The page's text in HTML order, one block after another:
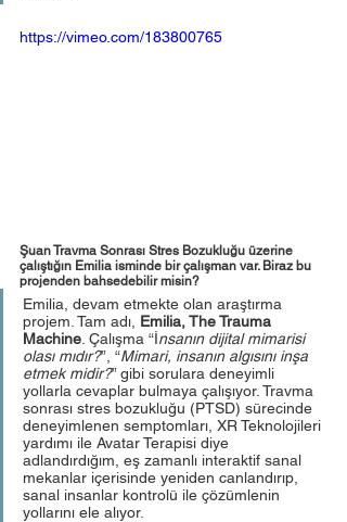
https://vimeo.com/183800765
Şuan Travma Sonrası Stres Bozukluğu üzerine
çalıştığın Emilia isminde bir çalışman var. Biraz bu
projenden bahsedebilir misin?
Emilia, devam etmekte olan araştırma
projem. Tam adı, Emilia, The Trauma
Machine . Çalışma “İnsanın dijital mimarisi
olası mıdır?”, “Mimari, insanın algısını inşa
etmek midir?” gibi sorulara deneyimli
yollarla cevaplar bulmaya çalışıyor. Travma
sonrası stres bozukluğu (PTSD) sürecinde
deneyimlenen semptomları, XR Teknolojileri
yardımı ile Avatar Terapisi diye
adlandırdığım, eş zamanlı interaktif sanal
mekanlar içerisinde yeniden canlandırıp,
sanal insanlar kontrolü ile çözümlenin
yollarını ele alıyor.